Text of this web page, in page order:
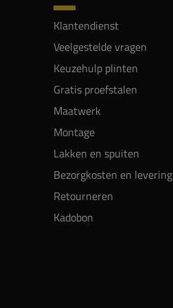
Klantendienst
Veelgestelde vragen
Keuzehulp plinten
Gratis proefstalen
Maatwerk
Montage
Lakken en spuiten
Bezorgkosten en levering
Retourneren
Kadobon